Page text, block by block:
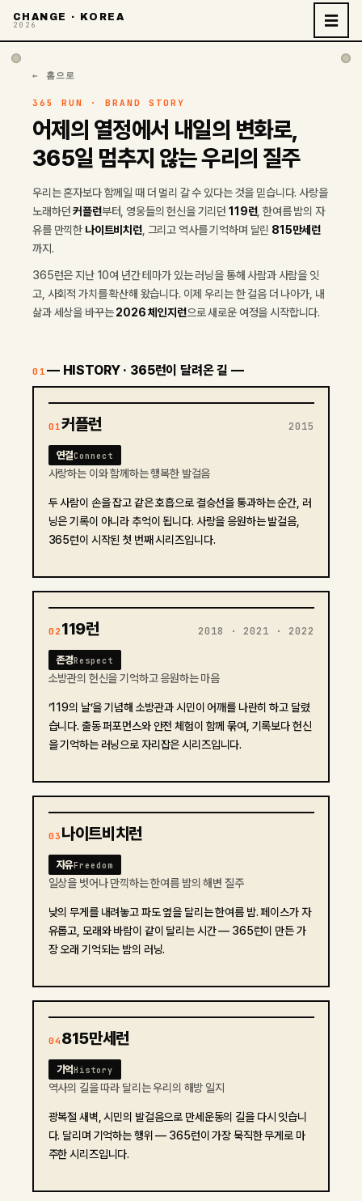
CHANGE · KOREA
2026 ☰
← 홈으로
365 RUN · BRAND STORY
어제의 열정에서 내일의 변화로,
365일 멈추지 않는 우리의 질주
우리는 혼자보다 함께일 때 더 멀리 갈 수 있다는 것을 믿습니다. 사랑을
노래하던커플런부터, 영웅들의 헌신을 기리던119런, 한여름 밤의 자
유를 만끽한 나이트비치런, 그리고 역사를 기억하며 달린 815만세런
까지.
365런은 지난 10여 년간 테마가 있는 러닝을 통해 사람과 사람을 잇
고, 사회적 가치를 확산해 왔습니다. 이제 우리는 한 걸음 더 나아가, 내
삶과 세상을 바꾸는2026 체인지런으로 새로운 여정을 시작합니다.
01 — HISTORY · 365런이 달려온 길 —
01커플런 2015
연결Connect
사랑하는 이와 함께하는 행복한 발걸음
두 사람이 손을 잡고 같은 호흡으로 결승선을 통과하는 순간, 러
닝은 기록이 아니라 추억이 됩니다. 사랑을 응원하는 발걸음,
365런이 시작된 첫 번째 시리즈입니다.
2021
02 119런 2018 · 2021 · 2022
존경Respect
소방관의 헌신을 기억하고 응원하는 마음
‘119의 날’을 기념해 소방관과 시민이 어깨를 나란히 하고 달렸
습니다. 출동 퍼포먼스와 안전 체험이 함께 묶여, 기록보다 헌신
을 기억하는 러닝으로 자리잡은 시리즈입니다.
03 나이트비치런
자유Freedom
일상을 벗어나 만끽하는 한여름 밤의 해변 질주
낮의 무게를 내려놓고 파도 옆을 달리는 한여름 밤. 페이스가 자
유롭고, 모래와 바람이 같이 달리는 시간 — 365런이 만든 가
장 오래 기억되는 밤의 러닝.
04 815만세런
기억History
역사의 길을 따라 달리는 우리의 해방 일지
광복절 새벽, 시민의 발걸음으로 만세운동의 길을 다시 잇습니
다. 달리며 기억하는 행위 — 365런이 가장 묵직한 무게로 마
주한 시리즈입니다.